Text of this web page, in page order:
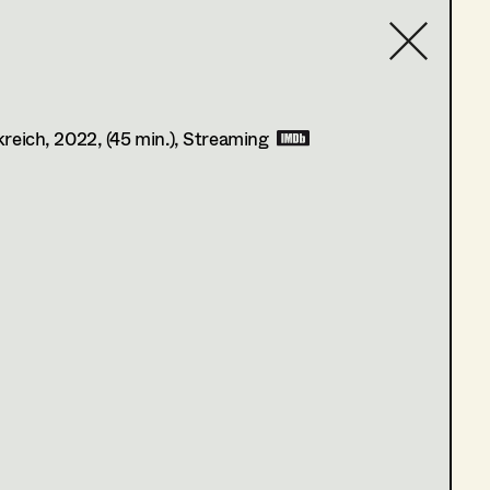
2022, (45 min.), Streaming